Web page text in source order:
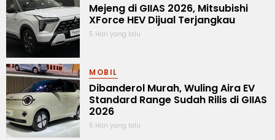
Mejeng di GIIAS 2026, Mitsubishi
XForce HEV Dijual Terjangkau
5 Hari yang lalu
MOBIL
Dibanderol Murah, Wuling Aira EV
Standard Range Sudah Rilis di GIIAS
2026
5 Hari yang lalu